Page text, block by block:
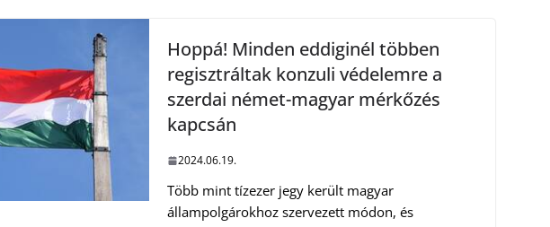
Hoppá! Minden eddiginél többen
regisztráltak konzuli védelemre a
szerdai német-magyar mérkőzés
kapcsán
2024.06.19.
Több mint tízezer jegy került magyar
állampolgárokhoz szervezett módon, és